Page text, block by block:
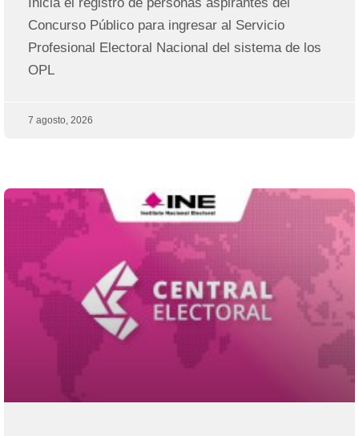
Concurso Público para ingresar al Servicio
Profesional Electoral Nacional del sistema de los
OPL
7 agosto, 2026
Página PáginaPáginaPágina PáginaPágina Página